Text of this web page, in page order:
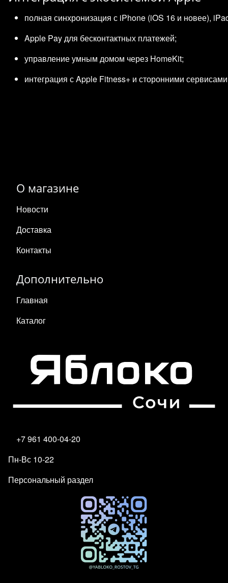
полная синхронизация с iPhone (iOS 16 и новее),
Apple Pay для бесконтактных платежей;
управление умным домом через HomeKit;
интеграция с Apple Fitness+ и сторонними
О магазине
Новости
Доставка
Контакты
Дополнительно
Главная
Каталог
+7 961 400-04-20
Пн-Вс 10-22
Персональный раздел